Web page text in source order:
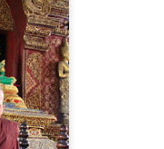
3ème! Nous
qui montent du
ils me
à cause du sang
tienne, nous roulerons